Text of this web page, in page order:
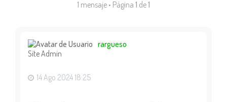
1 mensaje • Página 1 de1
rargueso
Site Admin
14 Ago 2024 18:25